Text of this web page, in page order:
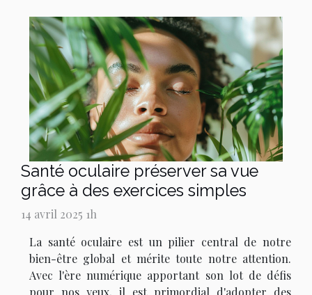
Santé oculaire préserver sa vue
grâce à des exercices simples
14 avril 2025 1h
La santé oculaire est un pilier central de notre
bien-être global et mérite toute notre attention.
Avec l'ère numérique apportant son lot de défis